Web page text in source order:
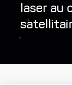
laser au